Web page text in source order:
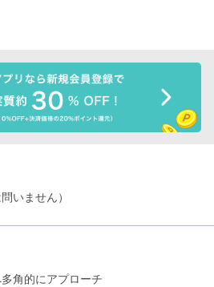
いません）
角的にアプローチ